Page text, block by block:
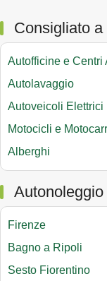
Consigliato
Autofficine e Centri
Autolavaggio
Autoveicoli Elettrici
Motocicli e
Alberghi
Autonoleggio
Firenze
Bagno a Ripoli
Sesto Fiorentino